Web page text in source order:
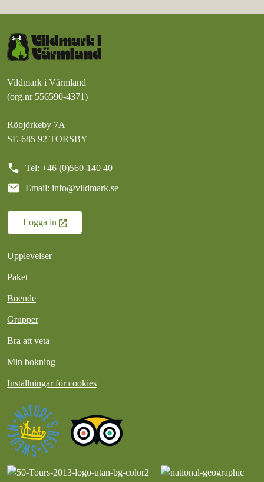
Vildmark i Värmland
(org.nr 556590-4371)
Röbjörkeby 7A
SE-685 92 TORSBY
call Tel: +46 (0)560-140 40
mail Email: info@vildmark.se
Logga in
Upplevelser
Paket
Boende
Grupper
Bra att veta
Min bokning
Inställningar för cookies